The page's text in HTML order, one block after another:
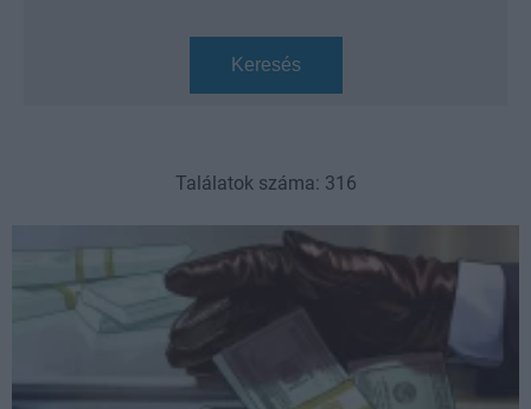
Keresés
Találatok száma: 316